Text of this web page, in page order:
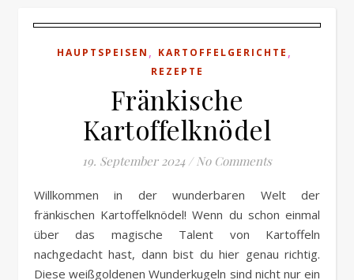
HAUPTSPEISEN , KARTOFFELGERICHTE ,
REZEPTE
Fränkische
Kartoffelknödel
19. September 2024 / No Comments
Willkommen in der wunderbaren Welt der
fränkischen Kartoffelknödel! Wenn du schon einmal
über das magische Talent von Kartoffeln
nachgedacht hast, dann bist du hier genau richtig.
Diese weißgoldenen Wunderkugeln sind nicht nur ein